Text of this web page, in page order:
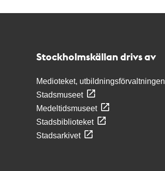
Stockholmskällan drivs av
Medioteket, utbildningsförvaltningen
Stadsmuseet
Medeltidsmuseet
Stadsbiblioteket
Stadsarkivet